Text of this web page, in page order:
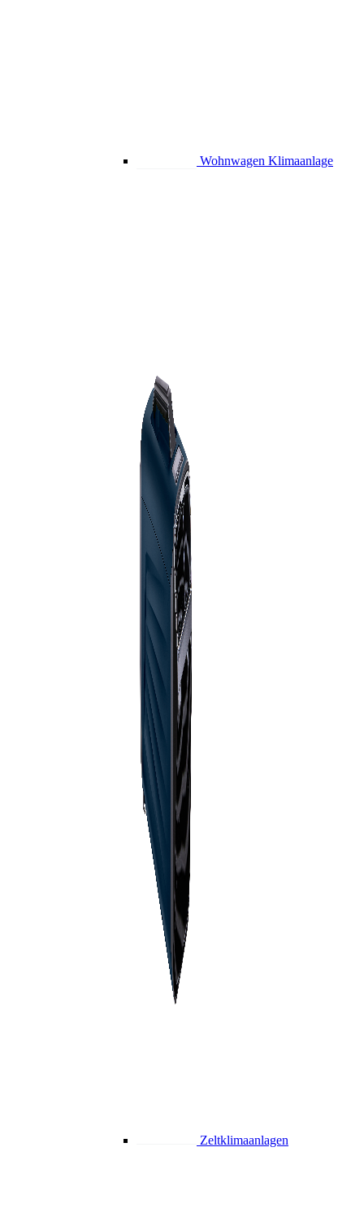
Wohnwagen Klimaanlage
Zeltklimaanlagen